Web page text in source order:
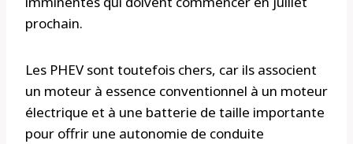
prochain.
Les PHEV sont toutefois chers, car ils associent
un moteur à essence conventionnel à un moteur
électrique et à une batterie de taille importante
pour offrir une autonomie de conduite